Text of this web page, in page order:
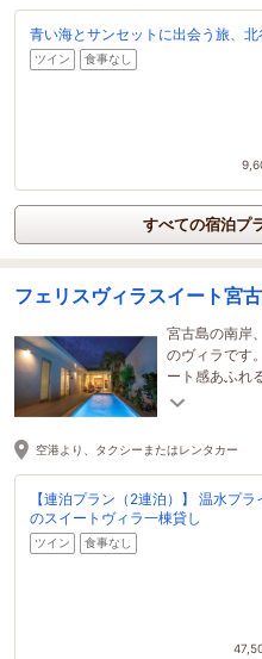
青い海とサンセットに出会う旅、北
ツイン 食事なし
すべての宿泊プ
フェリスヴィラスイート宮
宮古島の南岸
のヴィラです
ート感あふれ
具・家電を完
空港より、タクシーまたはレンタカー
【連泊プラン（2連泊）】 温水プ
のスイートヴィラ一棟貸し
ツイン 食事なし